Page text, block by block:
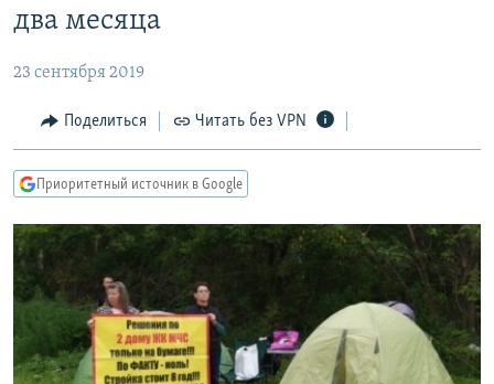
содержанию
навигации
Вернутся
КУЛЬТУРА
IDEL.РЕАЛИИ
КАВКАЗ.РЕАЛИИ
СИБИРЬ.РЕАЛИИ
РАСПИСАНИЕ ВЕЩАНИЯ
ПОДПИШИТЕСЬ НА РАССЫЛКУ
два месяца
23 сентября 2019
Поделиться Читать без VPN
Приоритетный источник в Google